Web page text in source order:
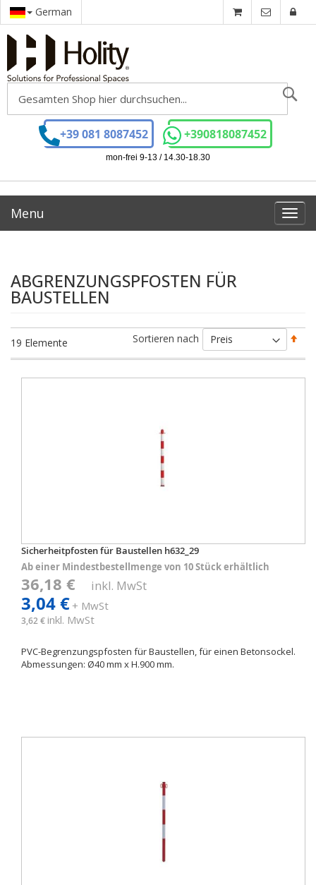
German
+39 081 8087452 +390818087452
mon-frei 9-13 / 14.30-18.30
Menu
ABGRENZUNGSPFOSTEN FÜR
BAUSTELLEN
19 Elemente Sortieren nach
Sicherheitpfosten für Baustellen h632_29
Ab einer Mindestbestellmenge von 10 Stück erhältlich
36,18 € inkl. MwSt
3,04 €+ MwSt
3,62 € inkl. MwSt
PVC-Begrenzungspfosten für Baustellen, für einen Betonsockel.
Abmessungen: Ø40 mm x H.900 mm.